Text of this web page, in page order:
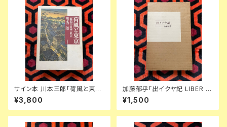
サイン本 川本三郎「荷風と東京
『断腸亭日乗』私註」初版 都市出
版 東京人
¥3,800
加藤郁乎「出イクヤ記 LIBER E
XICVIAE」初版 函入り 挿絵:齋
藤和雄 天眼社 俳句集
¥1,500